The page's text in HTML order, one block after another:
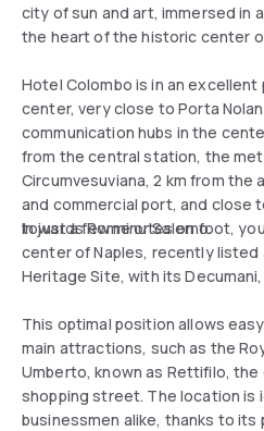
city of sun and art, immersed in
the heart of the historic center
Hotel Colombo is in an
center, very close to Porta
communication hubs in the
from the central station, the
Circumvesuviana, 2 km from the
and commercial port, and close
towards Rome or Salerno.
In just a few minutes on foot,
center of Naples, recently listed
Heritage Site, with its
This optimal position allows
main attractions, such as the
Umberto, known as Rettifilo,
shopping street. The location is
businessmen alike, thanks to its